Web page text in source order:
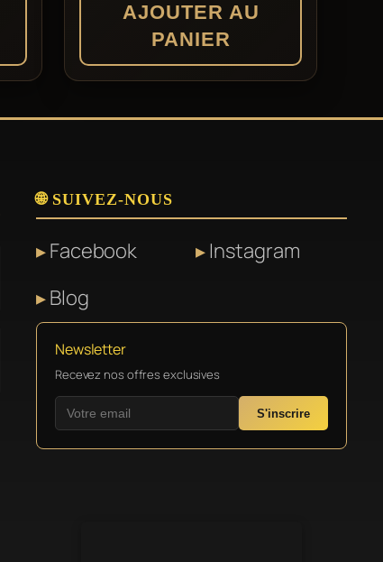
AJOUTER AU
PANIER
🌐 SUIVEZ-NOUS
Facebook
Instagram
Blog
Newsletter
Recevez nos offres exclusives
S'inscrire